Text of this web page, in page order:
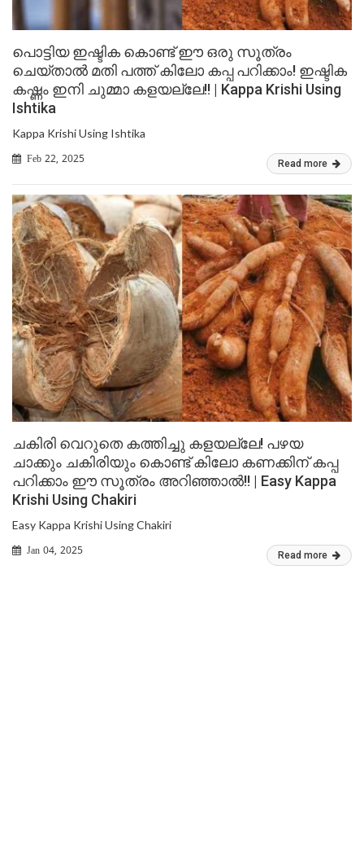
പൊട്ടിയ ഇഷ്ടിക കൊണ്ട് ഈ ഒരു സൂത്രം
ചെയ്താൽ മതി പത്ത് കിലോ കപ്പ പറിക്കാം! ഇഷ്ടിക
കഷ്ണം ഇനി ചുമ്മാ കളയല്ലേ!! | Kappa Krishi Using
Ishtika
Kappa Krishi Using Ishtika
Feb 22, 2025 Read more
ചകിരി വെറുതെ കത്തിച്ചു കളയല്ലേ! പഴയ
ചാക്കും ചകിരിയും കൊണ്ട് കിലോ കണക്കിന് കപ്പ
പറിക്കാം ഈ സൂത്രം അറിഞ്ഞാൽ!! | Easy Kappa
Krishi Using Chakiri
Easy Kappa Krishi Using Chakiri
Jan 04, 2025 Read more